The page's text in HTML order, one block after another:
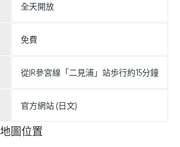
全天開放
免費
從JR參宮線「二見浦」站歩行約15分鐘
官方網站 (日文)
地圖位置